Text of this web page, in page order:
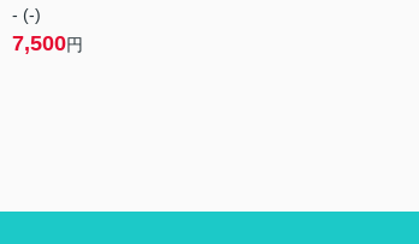
- (-)
7,500円